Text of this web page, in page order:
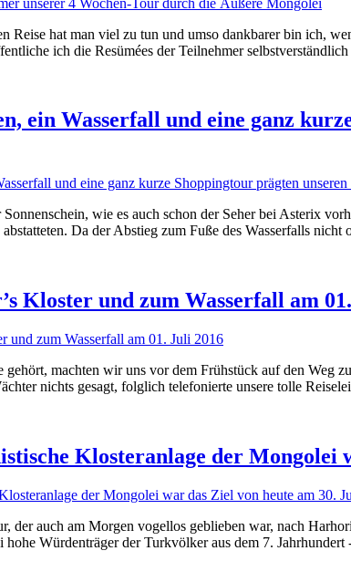
Reise hat man viel zu tun und umso dankbarer bin ich,
ich die Resümées der Teilnehmer selbstverständlich
ein Wasserfall und eine ganz
wie es auch schon der Seher bei Asterix
Da der Abstieg zum Fuße des Wasserfalls
Kloster und zum Wasserfall am
gehört, machten wir uns vor dem Frühstück auf den
nichts gesagt, folglich telefonierte unsere tolle
Klosteranlage der Mongolei
der auch am Morgen vogellos geblieben war, nach
hohe Würdenträger der Turkvölker aus dem 7.